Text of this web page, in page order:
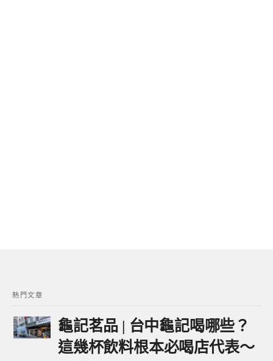
熱門文章
龜記茗品 | 台中龜記喝哪些？
這幾杯飲料根本必喝店代表～